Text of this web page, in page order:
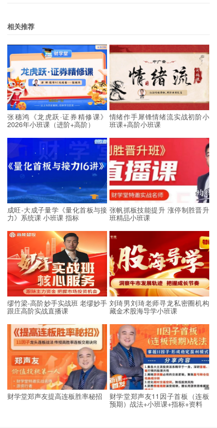
相关推荐
张穗鸿《龙虎跃·证券精修课》
2026年小班课（进阶+高阶）
情绪作手犀锋情绪流实战初阶小
班课+高阶小班课
成旺-大成子量学《量化首板与接
力》系统课 小班课 指标
张帆抓板技能提升 涨停制胜晋升
班精品小班课
缪竹梁-高阶妙手实战班 老缪妙手
跟庄高阶实战直播课
刘琦男刘琦老师寻龙私密圈机构
藏金术股海导学小班课
财学堂郑声友提高连板胜率秘招
财学堂郑声友11因子首板（连板
预期）战法+小班课+指标+资料